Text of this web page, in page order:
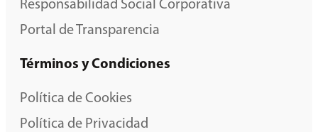
Responsabilidad Social Corporativa
Portal de Transparencia
Términos y Condiciones
Política de Cookies
Política de Privacidad